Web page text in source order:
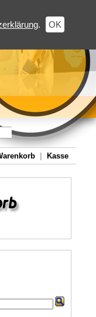
. OK
Kasse